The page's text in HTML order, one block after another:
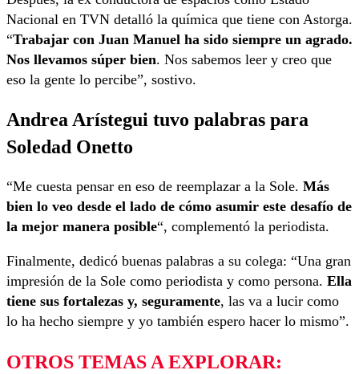
Nacional en TVN detalló la química que tiene con Astorga.
“Trabajar con Juan Manuel ha sido siempre un agrado.
Nos llevamos súper bien. Nos sabemos leer y creo que
eso la gente lo percibe”, sostivo.
Andrea Arístegui tuvo palabras para
Soledad Onetto
“Me cuesta pensar en eso de reemplazar a la Sole. Más
bien lo veo desde el lado de cómo asumir este desafío de
la mejor manera posible“, complementó la periodista.
Finalmente, dedicó buenas palabras a su colega: “Una gran
impresión de la Sole como periodista y como persona. Ella
tiene sus fortalezas y, seguramente, las va a lucir como
lo ha hecho siempre y yo también espero hacer lo mismo”.
OTROS TEMAS A EXPLORAR: